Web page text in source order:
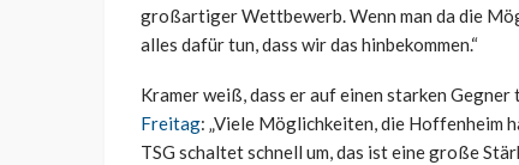
großartiger Wettbewerb. Wenn man da die
alles dafür tun, dass wir das hinbekommen.“
Kramer weiß, dass er auf einen starken
Freitag: „Viele Möglichkeiten, die Hoffenheim
TSG schaltet schnell um, das ist eine große